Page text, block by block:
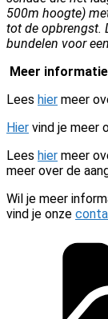
500m hoogte)
tot de opbrengst.
bundelen voor
Meer informatie
Lees hier meer
Hier vind je meer
Lees hier meer
meer over de
Wil je meer
vind je onze